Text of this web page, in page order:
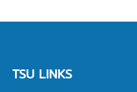
TSU LINKS